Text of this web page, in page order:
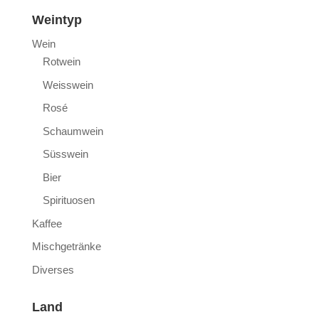
Weintyp
Wein
Rotwein
Weisswein
Rosé
Schaumwein
Süsswein
Bier
Spirituosen
Kaffee
Mischgetränke
Diverses
Land